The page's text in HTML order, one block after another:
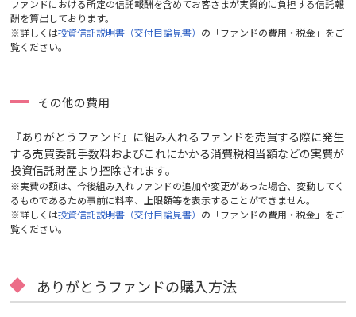
ファンドにおける所定の信託報酬を含めてお客さまが実質的に負担する信託報
酬を算出しております。
※詳しくは投資信託説明書（交付目論見書） の「ファンドの費用・税金」をご
覧ください。
その他の費用
『ありがとうファンド』に組み入れるファンドを売買する際に発生
する売買委託手数料およびこれにかかる消費税相当額などの実費が
投資信託財産より控除されます。
※実費の額は、今後組み入れファンドの追加や変更があった場合、変動してく
るものであるため事前に料率、上限額等を表示することができません。
※詳しくは投資信託説明書（交付目論見書） の「ファンドの費用・税金」をご
覧ください。
ありがとうファンドの購入方法